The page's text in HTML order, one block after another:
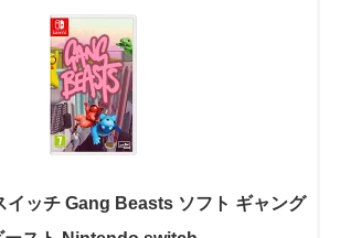
イッチ Gang Beasts ソフト ギャング
ースト Nintendo switch